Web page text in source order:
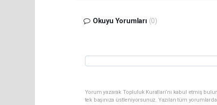
Okuyu Yorumları (0)
Yorum yazarak Topluluk Kuralları’nı kabul etmiş
tek başınıza üstleniyorsunuz. Yazılan tüm